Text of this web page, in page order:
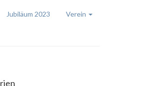
Jubiläum 2023 Verein